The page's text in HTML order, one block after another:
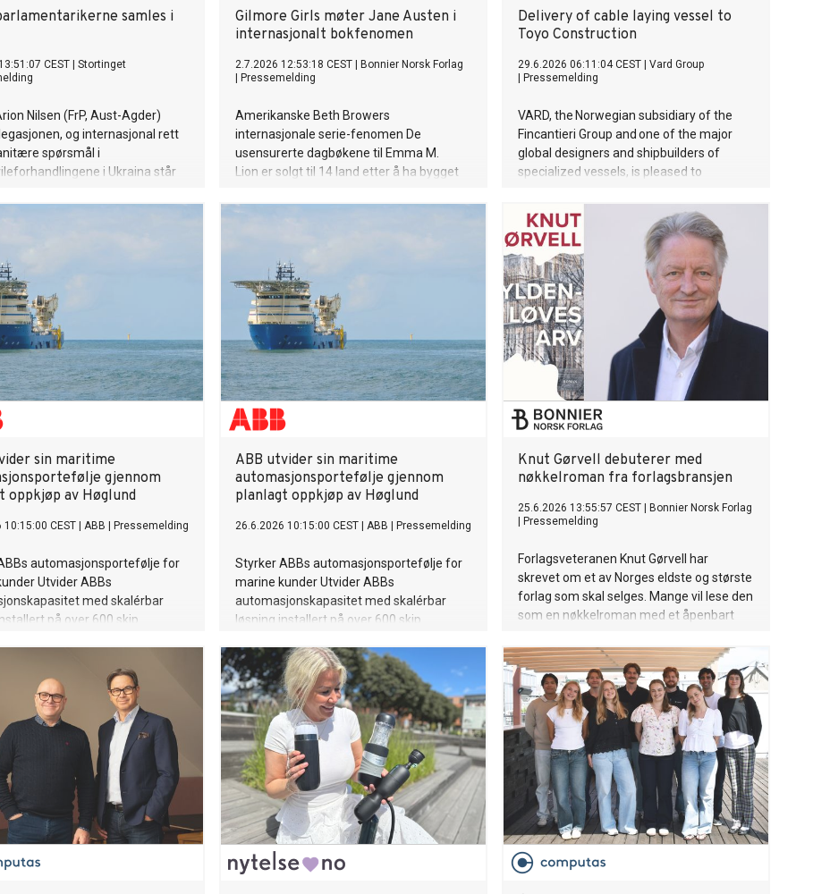
samles i
CEST
Stortinget
Nilsen (FrP, Aust-Agder)
og internasjonal rett
spørsmål i
i Ukraina står
Gilmore Girls møter Jane Austen i
internasjonalt bokfenomen
2.7.2026 12:53:18 CEST
Bonnier Norsk Forlag
Pressemelding
Amerikanske Beth Browers
internasjonale serie-fenomen De
usensurerte dagbøkene til Emma M.
Lion er solgt til 14 land etter å ha bygget
Delivery of cable laying vessel to
Toyo Construction
29.6.2026 06:11:04 CEST
Vard Group
Pressemelding
VARD, the Norwegian subsidiary of the
Fincantieri Group and one of the major
global designers and shipbuilders of
specialized vessels, is pleased to
hybrid construction and cable laying
vessel to Japanese Toyo Constructions
Co Ltd.
sin maritime
gjennom
oppkjøp av Høglund
10:15:00 CEST ABB Pressemelding
automasjonsportefølje for
Utvider ABBs
med skalérbar
på over 600 skip
ABB utvider sin maritime
automasjonsportefølje gjennom
planlagt oppkjøp av Høglund
26.6.2026 10:15:00 CEST ABB Pressemelding
Styrker ABBs automasjonsportefølje for
marine kunder Utvider ABBs
automasjonskapasitet med skalérbar
løsning installert på over 600 skip
Knut Gørvell debuterer med
nøkkelroman fra forlagsbransjen
25.6.2026 13:55:57 CEST
Bonnier Norsk Forlag
Pressemelding
Forlagsveteranen Knut Gørvell har
skrevet om et av Norges eldste og største
forlag som skal selges. Mange vil lese den
som en nøkkelroman med et åpenbart
karakterene?